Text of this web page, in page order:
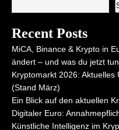
Recent Posts
MiCA, Binance & Krypto in
ändert – und was du jetzt
Kryptomarkt 2026:
(Stand März)
Ein Blick auf den aktuellen
Digitaler Euro:
Künstliche Intelligenz im